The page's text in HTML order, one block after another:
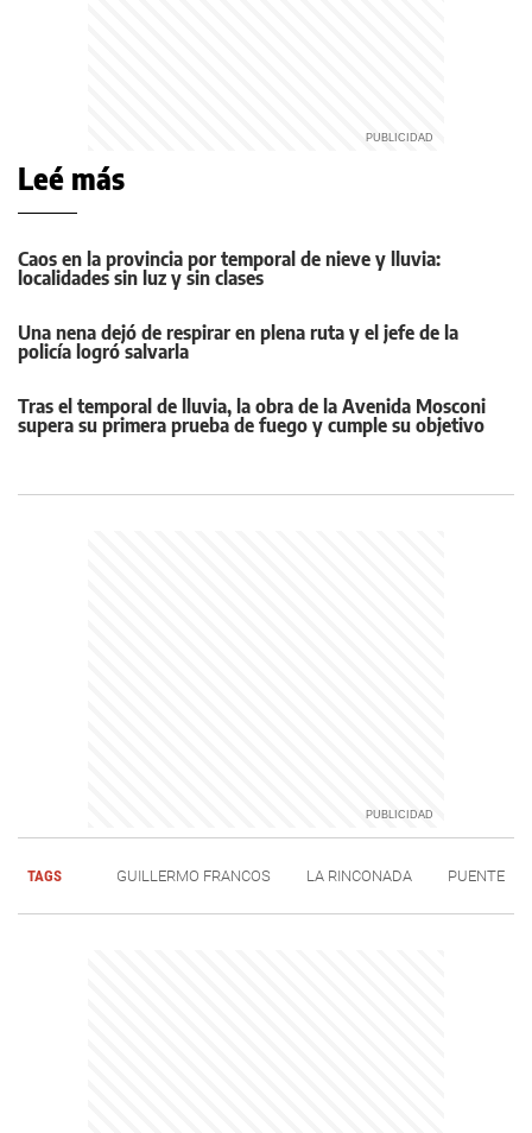
Leé más
Caos en la provincia por temporal de nieve y lluvia:
localidades sin luz y sin clases
Una nena dejó de respirar en plena ruta y el jefe de la
policía logró salvarla
Tras el temporal de lluvia, la obra de la Avenida Mosconi
supera su primera prueba de fuego y cumple su objetivo
TAGS GUILLERMO FRANCOS LA RINCONADA PUENTE